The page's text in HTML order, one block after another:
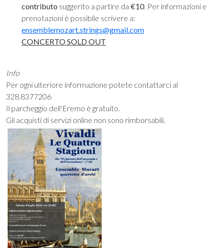
contributo suggerito a partire da €10. Per informazioni e
prenotazioni è possibile scrivere a:
ensemblemozart.strings@gmail.com
CONCERTO SOLD OUT
Info
Per ogni ulteriore informazione potete contattarci al
328.8377206
Il parcheggio dell'Eremo è gratuito.
Gli acquisti di servizi online non sono rimborsabili.